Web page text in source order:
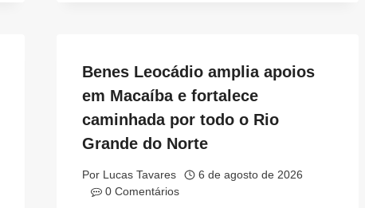
Benes Leocádio amplia apoios
em Macaíba e fortalece
caminhada por todo o Rio
Grande do Norte
Por Lucas Tavares
6 de agosto de 2026
0 Comentários